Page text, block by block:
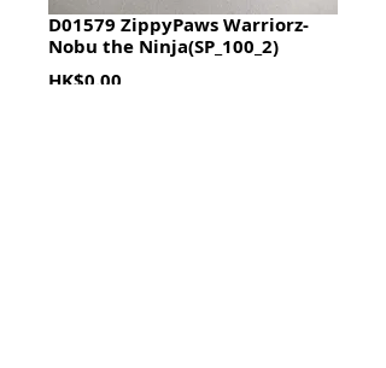
D01579 ZippyPaws Warriorz-
Nobu the Ninja(SP_100_2)
HK$0.00